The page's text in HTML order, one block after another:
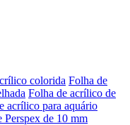
colorida Folha de
Folha de acrílico de
acrílico para aquário